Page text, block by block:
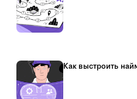
Как выстроить